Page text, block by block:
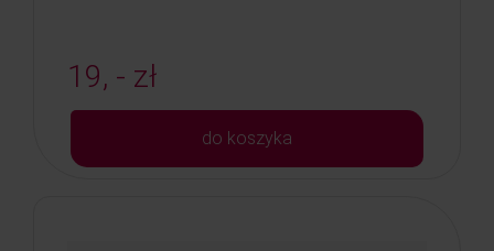
19, - zł
do koszyka